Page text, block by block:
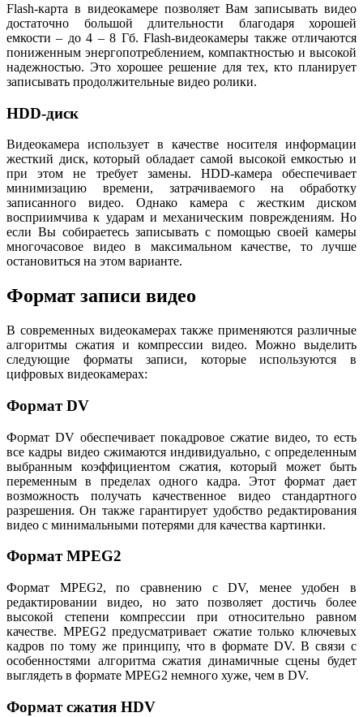
Flash-карта в видеокамере позволяет Вам записывать видео
достаточно большой длительности благодаря хорошей
емкости – до 4 – 8 Гб. Flash-видеокамеры также отличаются
пониженным энергопотреблением, компактностью и высокой
надежностью. Это хорошее решение для тех, кто планирует
записывать продолжительные видео ролики.
HDD-диск
Видеокамера использует в качестве носителя информации
жесткий диск, который обладает самой высокой емкостью и
при этом не требует замены. HDD-камера обеспечивает
минимизацию времени, затрачиваемого на обработку
записанного видео. Однако камера с жестким диском
восприимчива к ударам и механическим повреждениям. Но
если Вы собираетесь записывать с помощью своей камеры
многочасовое видео в максимальном качестве, то лучше
остановиться на этом варианте.
Формат записи видео
В современных видеокамерах также применяются различные
алгоритмы сжатия и компрессии видео. Можно выделить
следующие форматы записи, которые используются в
цифровых видеокамерах:
Формат DV
Формат DV обеспечивает покадровое сжатие видео, то есть
все кадры видео сжимаются индивидуально, с определенным
выбранным коэффициентом сжатия, который может быть
переменным в пределах одного кадра. Этот формат дает
возможность получать качественное видео стандартного
разрешения. Он также гарантирует удобство редактирования
видео с минимальными потерями для качества картинки.
Формат MPEG2
Формат MPEG2, по сравнению с DV, менее удобен в
редактировании видео, но зато позволяет достичь более
высокой степени компрессии при относительно равном
качестве. MPEG2 предусматривает сжатие только ключевых
кадров по тому же принципу, что в формате DV. В связи с
особенностями алгоритма сжатия динамичные сцены будет
выглядеть в формате MPEG2 немного хуже, чем в DV.
Формат сжатия HDV